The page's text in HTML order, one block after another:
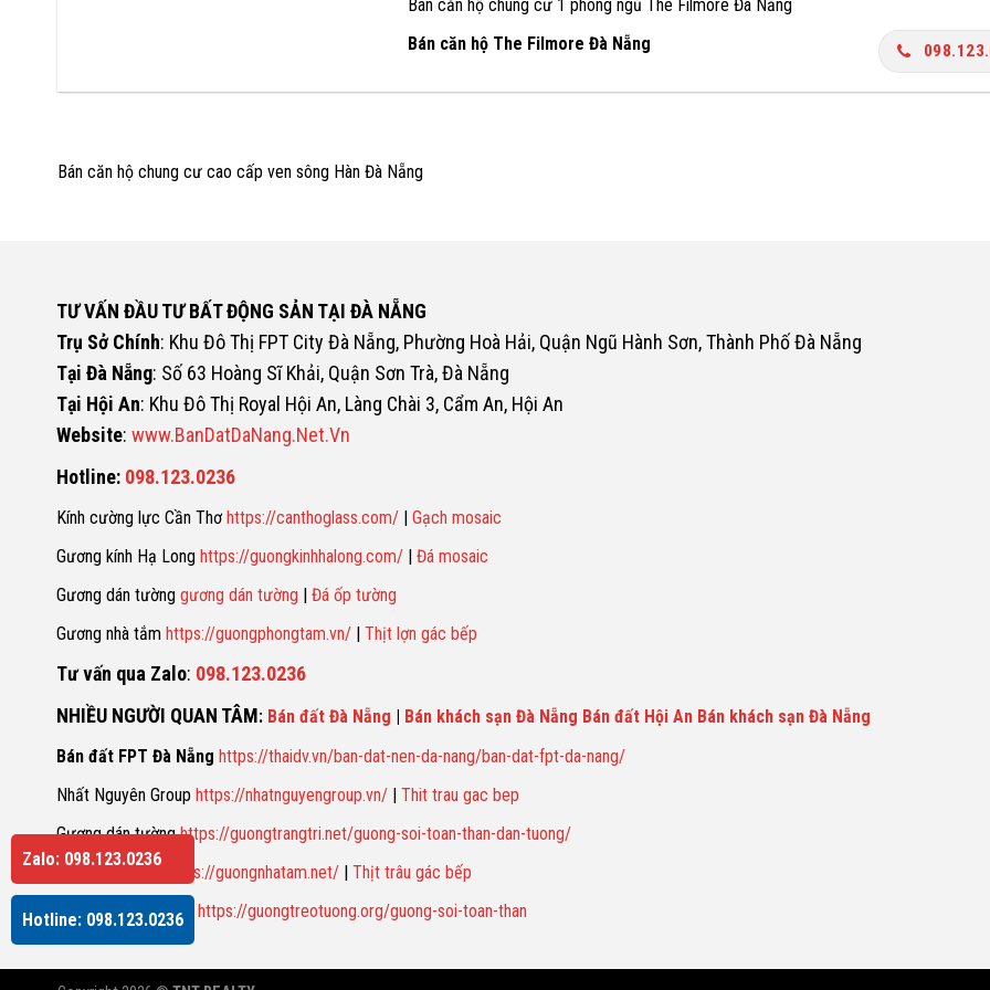
Bán căn hộ chung cư 1 phòng ngủ The Filmore Đà Nẵng
Bán căn hộ The Filmore Đà Nẵng
Bán căn hộ chung cư cao cấp ven sông Hàn Đà Nẵng
TƯ VẤN ĐẦU TƯ BẤT ĐỘNG SẢN TẠI ĐÀ NẴNG
Trụ Sở Chính: Khu Đô Thị FPT City Đà Nẵng, Phường Hoà Hải, Quận Ngũ Hành Sơn, Thành Phố Đà Nẵng
Tại Đà Nẵng: Số 63 Hoàng Sĩ Khải, Quận Sơn Trà, Đà Nẵng
Tại Hội An: Khu Đô Thị Royal Hội An, Làng Chài 3, Cẩm An, Hội An
Website: www.BanDatDaNang.Net.Vn
Hotline: 098.123.0236
Kính cường lực Cần Thơ https://canthoglass.com/| Gạch mosaic
Gương kính Hạ Long https://guongkinhhalong.com/| Đá mosaic
Gương dán tường gương dán tường
Đá ốp tường
Gương nhà tắm https://guongphongtam.vn/| Thịt lợn gác bếp
Tư vấn qua Zalo: 098.123.0236
NHIỀU NGƯỜI QUAN TÂM: Bán đất Đà Nẵng Bán khách sạn Đà Nẵng Bán đất Hội An Bán khách sạn Đà Nẵng
Bán đất FPT Đà Nẵng https://thaidv.vn/ban-dat-nen-da-nang/ban-dat-fpt-da-nang/
Nhất Nguyên Group https://nhatnguyengroup.vn/| Thit trau gac bep
Gương dán tườnghttps://guongtrangtri.net/guong-soi-toan-than-dan-tuong/
https://guongnhatam.net/| Thịt trâu gác bếp
Gương soi toàn thân
https://guongtreotuong.org/guong-soi-toan-than
Zalo: 098.123.0236
Hotline: 098.123.0236